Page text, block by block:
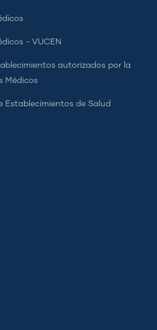
- VUCEN
autorizados por la
Médicos
Establecimientos de Salud